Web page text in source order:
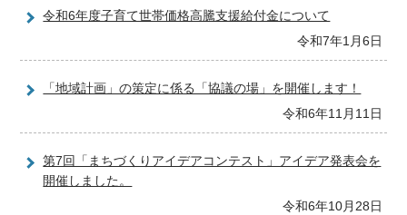
令和6年度子育て世帯価格高騰支援給付金について
令和7年1月6日
「地域計画」の策定に係る「協議の場」を開催します！
令和6年11月11日
第7回「まちづくりアイデアコンテスト」アイデア発表会を
開催しました。
令和6年10月28日